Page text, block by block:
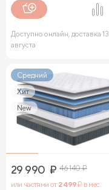
Доступно онлайн, доставка 13
августа
Средний
Хит
New
29 990 ₽ 46 140₽
или частями от 2 499₽ в мес.